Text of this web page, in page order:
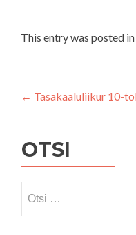
This entry was posted
← Tasakaaluliikur 10-
OTSI